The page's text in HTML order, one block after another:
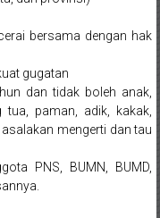
bersama dengan hak
gugatan
dan tidak boleh anak,
paman, adik, kakak,
mengerti dan tau
PNS, BUMN, BUMD,